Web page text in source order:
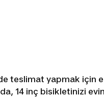
teslimat yapmak için
14 inç bisikletinizi